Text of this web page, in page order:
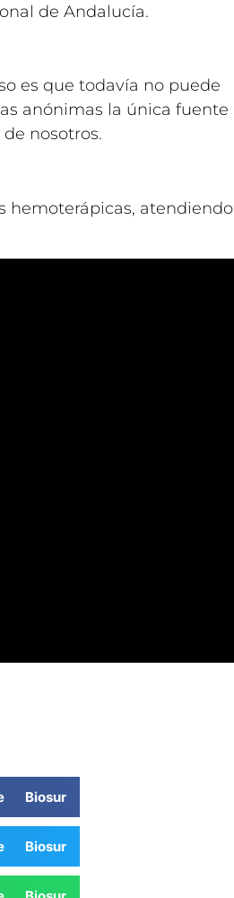
de Andalucía.
es que todavía no puede
anónimas la única fuente
nosotros.
hemoterápicas, atendiendo
Biosur
Biosur